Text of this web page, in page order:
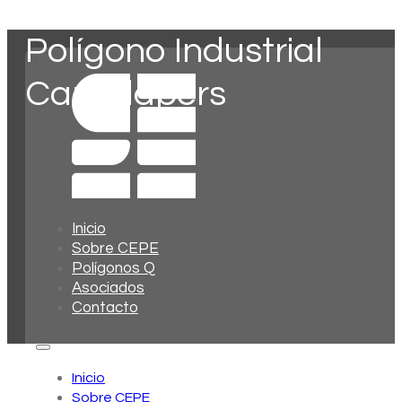
Inicio
Sobre CEPE
Polígonos Q
Asociados
Contacto
Inicio
Sobre CEPE
Polígono Industrial
Can Clapers